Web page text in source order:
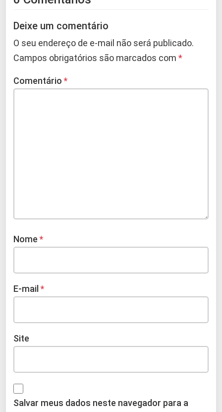
Deixe um comentário
O seu endereço de e-mail não será publicado.
Campos obrigatórios são marcados com *
Comentário *
Nome *
E-mail *
Site
Salvar meus dados neste navegador para a